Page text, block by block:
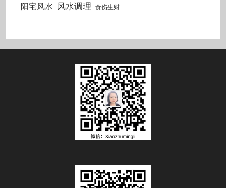
阳宅风水 风水调理 食伤生财